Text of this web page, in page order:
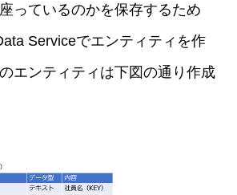
っているのかを保存するため
Serviceでエンティティを作
エンティティは下図の通り作成